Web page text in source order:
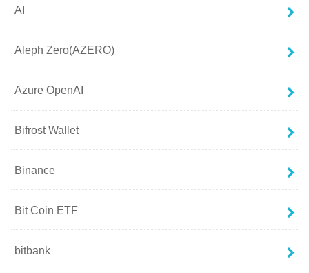
AI
Aleph Zero(AZERO)
Azure OpenAI
Bifrost Wallet
Binance
Bit Coin ETF
bitbank